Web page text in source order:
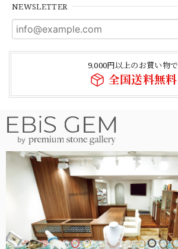
NEWSLETTER
9,000円以上のお買い物で
全国送料無料